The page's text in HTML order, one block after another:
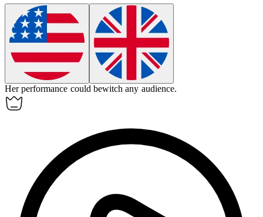
Her performance could bewitch any audience.